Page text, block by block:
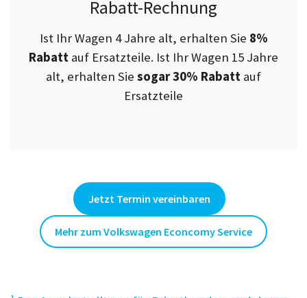
Rabatt-Rechnung
Ist Ihr Wagen 4 Jahre alt, erhalten Sie 8%
Rabatt auf Ersatzteile. Ist Ihr Wagen 15 Jahre
alt, erhalten Sie sogar 30% Rabatt auf
Ersatzteile
Jetzt Termin vereinbaren
Mehr zum Volkswagen Econcomy Service